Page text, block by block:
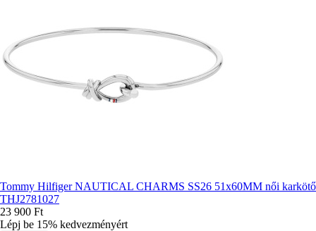
Tommy Hilfiger NAUTICAL CHARMS SS26 51x60MM női karkötő
THJ2781027
23 900 Ft
Lépj be 15% kedvezményért